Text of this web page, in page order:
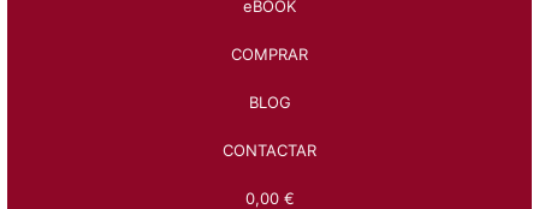
eBOOK
COMPRAR
BLOG
CONTACTAR
0,00 €